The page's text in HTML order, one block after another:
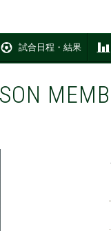
試合日程・結果